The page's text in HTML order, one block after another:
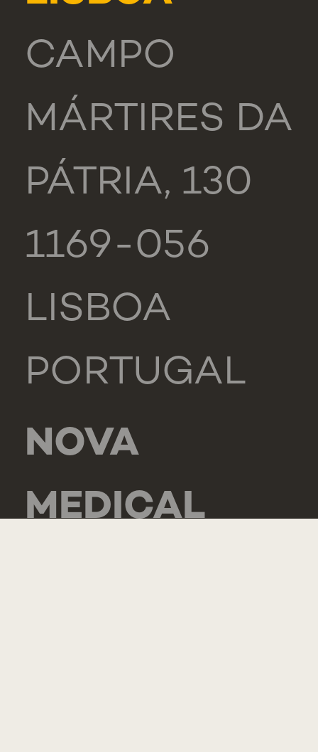
CAMPO
MÁRTIRES DA
PÁTRIA, 130
1169-056
LISBOA
PORTUGAL
NOVA
MEDICAL